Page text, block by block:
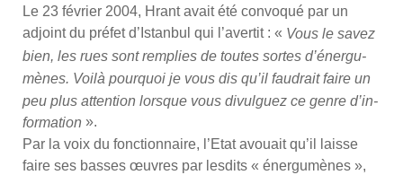
Le 23 février 2004, Hrant avait été convo­qué par un
adjoint du pré­fet d’Istanbul qui l’a­ver­tit : « Vous le savez
bien, les rues sont rem­plies de toutes sortes d’éner­gu­
mènes. Voi­là pour­quoi je vous dis qu’il fau­drait faire un
peu plus atten­tion lorsque vous divul­guez ce genre d’in­
for­ma­tion ».
Par la voix du fonc­tion­naire, l’E­tat avouait qu’il laisse
faire ses basses œuvres par les­dits « éner­gu­mènes »,